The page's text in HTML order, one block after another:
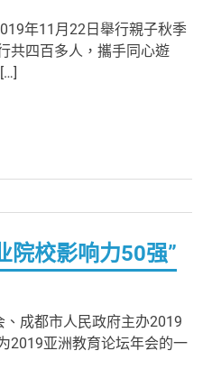
年11月22日舉行親子秋季
共四百多人，攜手同心遊
院校影响力50强”
成都市人民政府主办2019
2019亚洲教育论坛年会的一